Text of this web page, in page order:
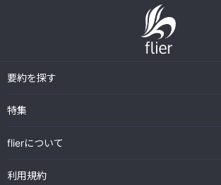
要約を探す
特集
flierについて
利用規約